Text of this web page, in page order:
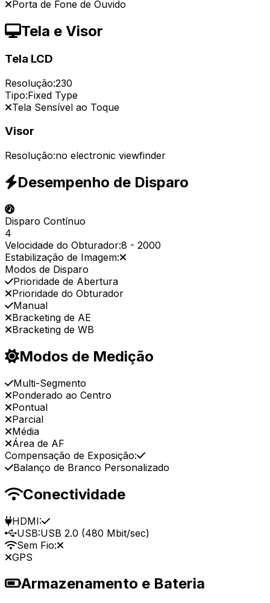
Porta de Fone de Ouvido
Tela e Visor
Tela LCD
Resolução:230
Tipo:Fixed Type
Tela Sensível ao Toque
Visor
Resolução:no electronic viewfinder
Desempenho de Disparo
Disparo Contínuo
4
Velocidade do Obturador:8 - 2000
Estabilização de Imagem:
Modos de Disparo
Prioridade de Abertura
Prioridade do Obturador
Manual
Bracketing de AE
Bracketing de WB
Modos de Medição
Multi-Segmento
Ponderado ao Centro
Pontual
Parcial
Média
Área de AF
Compensação de Exposição:
Balanço de Branco Personalizado
Conectividade
HDMI:
USB:USB 2.0 (480 Mbit/sec)
Sem Fio:
GPS
Armazenamento e Bateria